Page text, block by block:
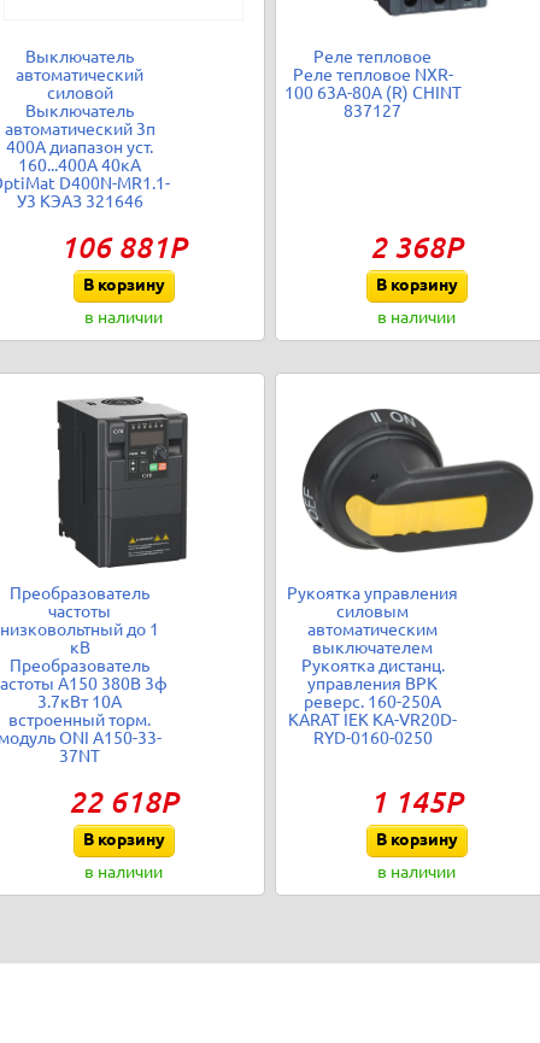
Выключатель
автоматический
силовой
Выключатель
автоматический 3п
400А диапазон уст.
160...400А 40кА
D400N-MR1.1-
У3 КЭАЗ 321646
106 881Р
В корзину
в наличии
Реле тепловое
Реле тепловое NXR-
100 63А-80А (R) CHINT
837127
2 368Р
В корзину
в наличии
Преобразователь
частоты
низковольтный до 1
кВ
Преобразователь
A150 380В 3ф
3.7кВт 10А
встроенный торм.
ONI A150-33-
37NT
22 618Р
В корзину
в наличии
Рукоятка управления
силовым
автоматическим
выключателем
Рукоятка дистанц.
управления ВРК
реверс. 160-250А
KARAT IEK KA-VR20D-
RYD-0160-0250
1 145Р
В корзину
в наличии